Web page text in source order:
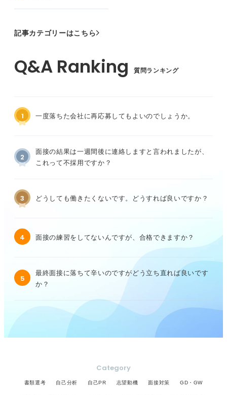
記事カテゴリーはこちら
質問ランキング
1 一度落ちた会社に再応募してもよいのでしょうか。
2
面接の結果は一週間後に連絡しますと言われましたが、
これって不採用ですか？
3 どうしても働きたくないです。どうすれば良いですか？
4 面接の練習をしてないんですが、合格できますか？
5
最終面接に落ちて辛いのですがどう立ち直れば良いです
か？
Category
書類選考 自己分析 自己PR 志望動機 面接対策 GD・GW